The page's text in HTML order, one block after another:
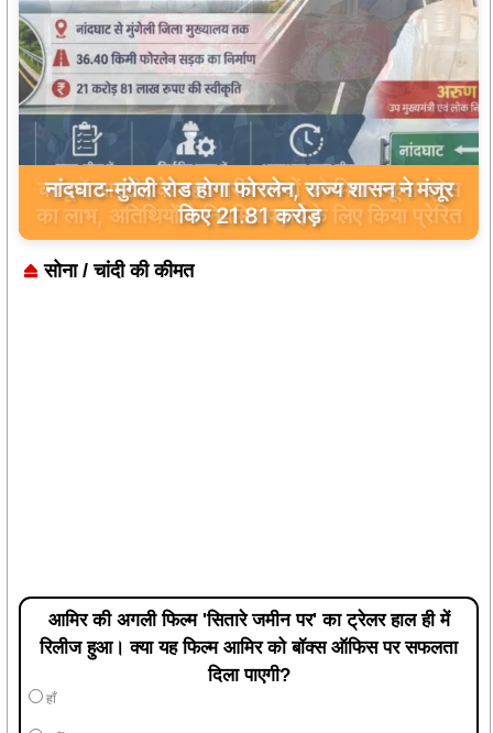
नांदघाट-मुंगेली रोड होगा फोरलेन, राज्य शासन ने मंजूर
किए 21.81 करोड़
सोना / चांदी की कीमत
आमिर की अगली फिल्म 'सितारे जमीन पर' का ट्रेलर हाल ही में
रिलीज हुआ। क्या यह फिल्म आमिर को बॉक्स ऑफिस पर सफलता
दिला पाएगी?
हाँ